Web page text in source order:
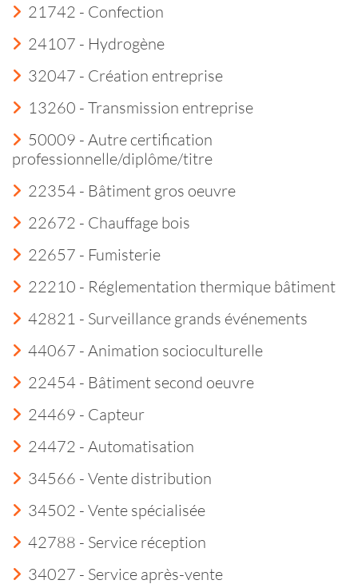
21742 - Confection
24107 - Hydrogène
32047 - Création entreprise
13260 - Transmission entreprise
50009 - Autre certification
professionnelle/diplôme/titre
22354 - Bâtiment gros oeuvre
22672 - Chauffage bois
22657 - Fumisterie
22210 - Réglementation thermique bâtiment
42821 - Surveillance grands événements
44067 - Animation socioculturelle
22454 - Bâtiment second oeuvre
24469 - Capteur
24472 - Automatisation
34566 - Vente distribution
34502 - Vente spécialisée
42788 - Service réception
34027 - Service après-vente